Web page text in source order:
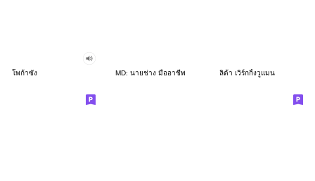
โพก้าซัง MD: นายช่าง มืออาชีพ ลิต้า เวิร์กกิ้งวูแมน